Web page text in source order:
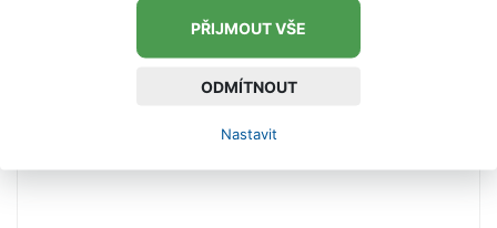
PŘIJMOUT VŠE
ODMÍTNOUT
Nastavit